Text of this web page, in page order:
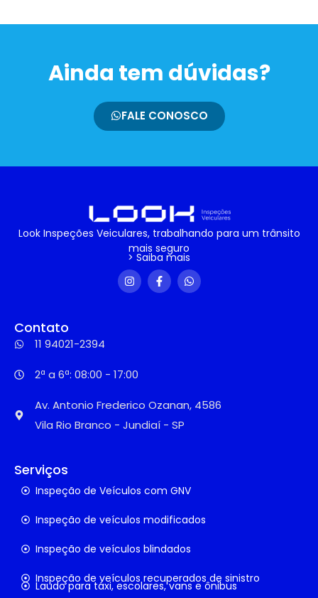
Ainda tem dúvidas?
FALE CONOSCO
Look Inspeções Veiculares, trabalhando para um trânsito
mais seguro
> Saiba mais
Serviços
Inspeção de Veículos com GNV
Inspeção de veículos modificados
Inspeção de veículos blindados
Inspeção de veículos recuperados de sinistro
Laudo para táxi, escolares, vans e ônibus
Contato
11 94021-2394
2ª a 6ª: 08:00 - 17:00
Av. Antonio Frederico Ozanan, 4586
Vila Rio Branco - Jundiaí - SP